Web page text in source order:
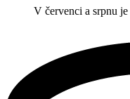
V červenci a srpnu